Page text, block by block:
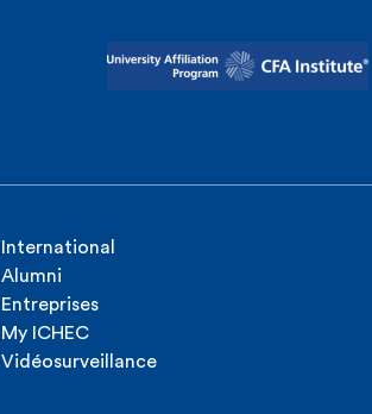
International
Alumni
Entreprises
My ICHEC
Vidéosurveillance